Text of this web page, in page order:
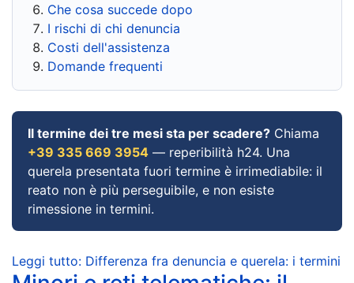
Che cosa succede dopo
I rischi di chi denuncia
Costi dell'assistenza
Domande frequenti
Il termine dei tre mesi sta per scadere? Chiama
+39 335 669 3954 — reperibilità h24. Una
querela presentata fuori termine è irrimediabile: il
reato non è più perseguibile, e non esiste
rimessione in termini.
Leggi tutto: Differenza fra denuncia e querela: i termini